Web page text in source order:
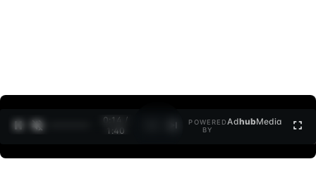
0:15 /
1:40
POWERED
BY
AdhubMedia